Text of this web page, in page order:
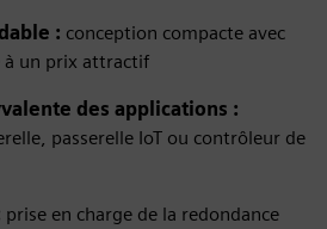
: conception compacte avec
un prix attractif
des applications :
passerelle IoT ou contrôleur de
prise en charge de la redondance